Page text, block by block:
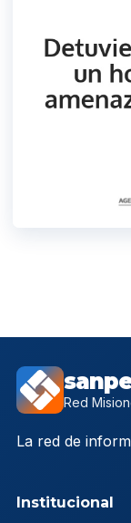
Red
La red de
Institucional